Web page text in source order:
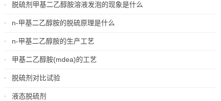
脱硫剂甲基二乙醇胺溶液发泡的现象是什么
n-甲基二乙醇胺的脱硫原理是什么
n-甲基二乙醇胺的生产工艺
甲基二乙醇胺(mdea)的工艺
脱硫剂对比试验
液态脱硫剂